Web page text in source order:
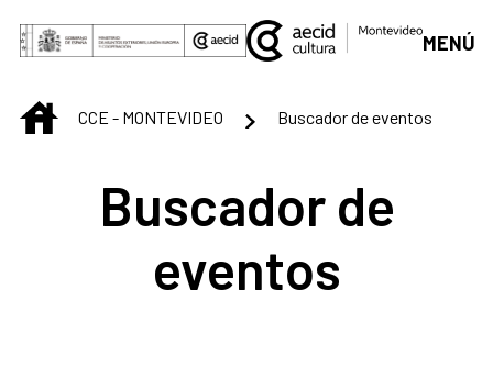
Saltar al contenido principal
MENÚ
INICIOCCE - MONTEVIDEO Buscador de eventos
Buscador de
eventos